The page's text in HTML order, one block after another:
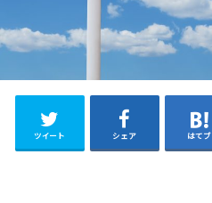
ツイート シェア はてブ